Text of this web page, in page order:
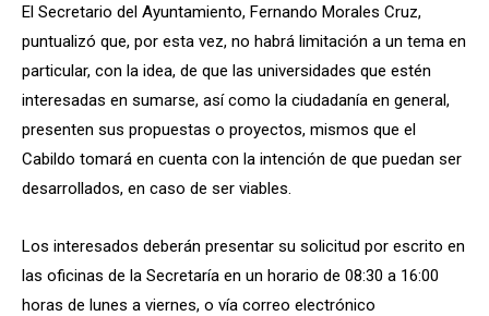
El Secretario del Ayuntamiento, Fernando Morales Cruz,
puntualizó que, por esta vez, no habrá limitación a un tema en
particular, con la idea, de que las universidades que estén
interesadas en sumarse, así como la ciudadanía en general,
presenten sus propuestas o proyectos, mismos que el
Cabildo tomará en cuenta con la intención de que puedan ser
desarrollados, en caso de ser viables.
Los interesados deberán presentar su solicitud por escrito en
las oficinas de la Secretaría en un horario de 08:30 a 16:00
horas de lunes a viernes, o vía correo electrónico